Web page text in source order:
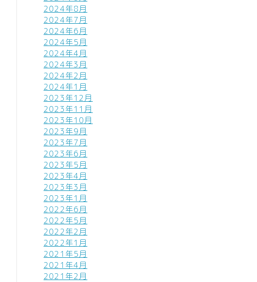
2024年8月
2024年7月
2024年6月
2024年5月
2024年4月
2024年3月
2024年2月
2024年1月
2023年12月
2023年11月
2023年10月
2023年9月
2023年7月
2023年6月
2023年5月
2023年4月
2023年3月
2023年1月
2022年6月
2022年5月
2022年2月
2022年1月
2021年5月
2021年4月
2021年2月